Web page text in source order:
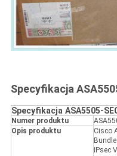
Specyfikacja
Specyfikacja ASA5505-
Numer produktu
Opis produktu
Cisco
IPsec